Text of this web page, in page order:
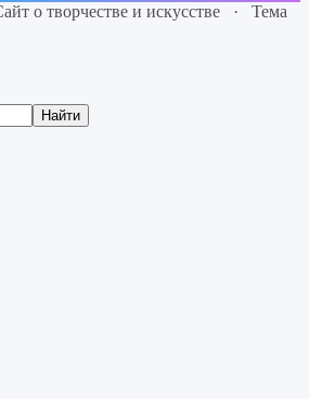
о творчестве и искусстве · Тема